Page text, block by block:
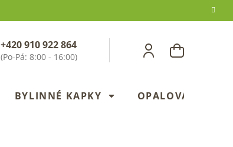
NÁKUPNÍ
+420 910 922 864
BYLINNÉ KAPKY OPALOVANÍ